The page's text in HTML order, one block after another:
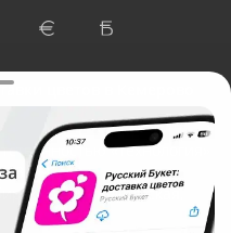
цветов в Кемерово
«Технология»
ул. Ипподромская,